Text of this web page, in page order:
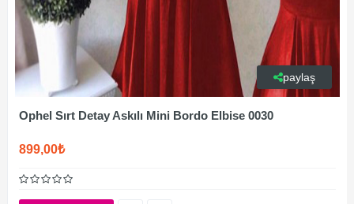
paylaş
Ophel Sırt Detay Askılı Mini Bordo Elbise 0030
899,00₺